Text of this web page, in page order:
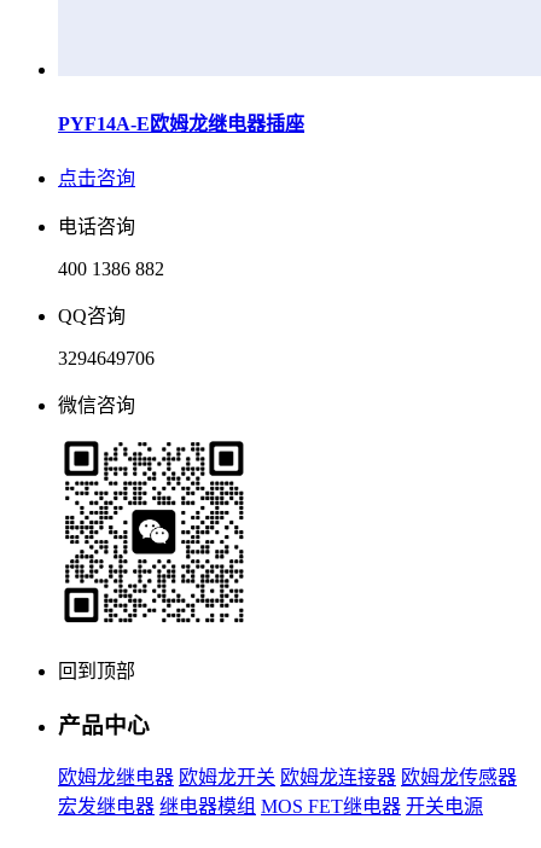
PYF14A-E欧姆龙继电器插座
点击咨询
电话咨询
400 1386 882
QQ咨询
3294649706
微信咨询
回到顶部
产品中心
欧姆龙继电器 欧姆龙开关 欧姆龙连接器 欧姆龙传感器
宏发继电器 继电器模组 MOS FET继电器 开关电源